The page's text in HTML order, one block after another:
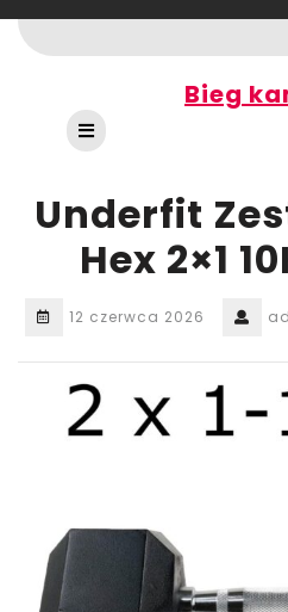
to
content
Bieg
Open
Button
Underfit
Hex 2×1
12 czerwca 2026